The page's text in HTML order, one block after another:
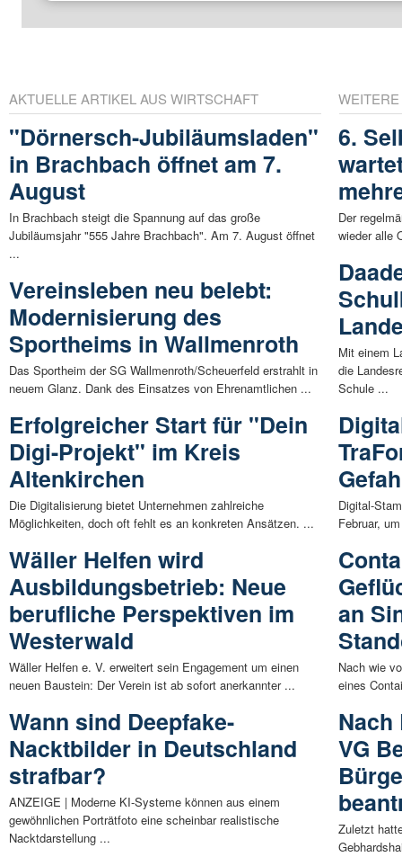
AKTUELLE ARTIKEL AUS WIRTSCHAFT
"Dörnersch-Jubiläumsladen"
in Brachbach öffnet am 7.
August
In Brachbach steigt die Spannung auf das große
Jubiläumsjahr "555 Jahre Brachbach". Am 7. August öffnet
...
Vereinsleben neu belebt:
Modernisierung des
Sportheims in Wallmenroth
Das Sportheim der SG Wallmenroth/Scheuerfeld erstrahlt in
neuem Glanz. Dank des Einsatzes von Ehrenamtlichen ...
Erfolgreicher Start für "Dein
Digi-Projekt" im Kreis
Altenkirchen
Die Digitalisierung bietet Unternehmen zahlreiche
Möglichkeiten, doch oft fehlt es an konkreten Ansätzen. ...
Wäller Helfen wird
Ausbildungsbetrieb: Neue
berufliche Perspektiven im
Westerwald
Wäller Helfen e. V. erweitert sein Engagement um einen
neuen Baustein: Der Verein ist ab sofort anerkannter ...
Wann sind Deepfake-
Nacktbilder in Deutschland
strafbar?
ANZEIGE | Moderne KI-Systeme können aus einem
gewöhnlichen Porträtfoto eine scheinbar realistische
Nacktdarstellung ...
6.
Der
wieder alle
Mit einem
die
Schule ...
Digital-
Februar,
an
Nach wie
eines
Nach
VG
Zuletzt